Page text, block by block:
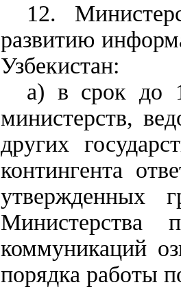
12.
развитию
Узбекистан:
а) в срок до
министерств,
других
контингента
утвержденных
Министерства
коммуникаций
порядка работы